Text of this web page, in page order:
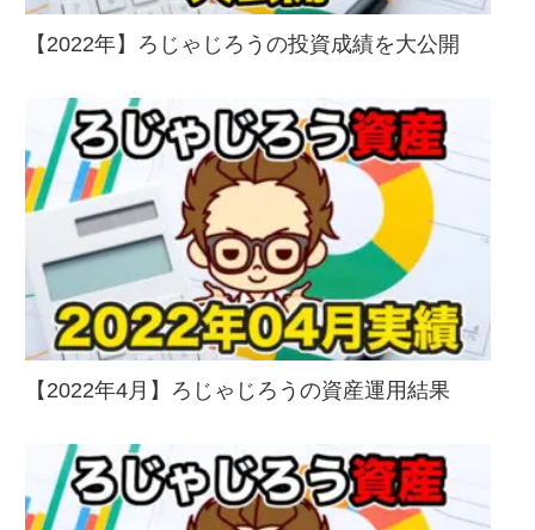
【2022年】ろじゃじろうの投資成績を大公開
【2022年4月】ろじゃじろうの資産運用結果